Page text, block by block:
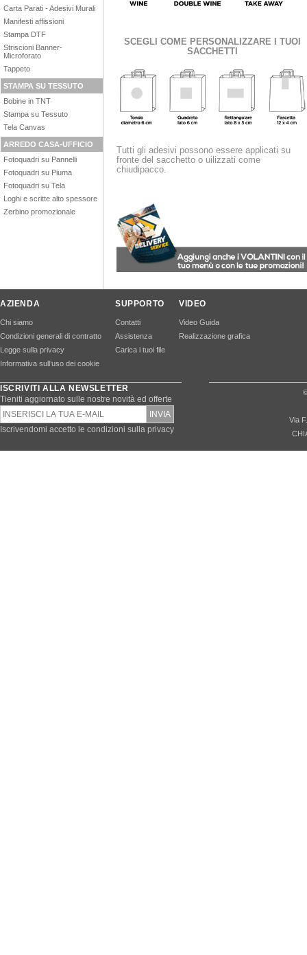
Carta Parati - Adesivi Murali
Manifesti affissioni
Stampa DTF
Striscioni Banner-
Microforato
Tappeto
STAMPA SU TESSUTO
Bobine in TNT
Stampa su Tessuto
Tela Canvas
ARREDO CASA-UFFICIO
Fotoquadri su Pannelli
Fotoquadri su Piuma
Fotoquadri su Tela
Loghi e scritte alto spessore
Zerbino promozionale
SCEGLI COME PERSONALIZZARE I TUOI
SACCHETTI
Tutti gli adesivi possono essere applicati su
fronte del sacchetto o uilizzati come
chiudipacco.
AZIENDA
Chi siamo
Condizioni generali di contratto
Legge sulla privacy
Informativa sull’uso dei cookie
SUPPORTO
Contatti
Assistenza
Carica i tuoi file
VIDEO
Video Guida
Realizzazione grafica
ISCRIVITI ALLA NEWSLETTER
Tieniti aggiornato sulle nostre novità ed offerte
Iscrivendomi accetto le condizioni sulla privacy
Via